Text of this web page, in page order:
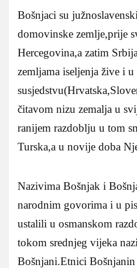
Bošnjaci su
domovinske zemlje,prije
Hercegovina,a zatim
zemljama iseljenja žive i
čitavom nizu zemalja u
ranijem razdoblju u tom
Turska,a u novije doba
Nazivima Bošnjak i
narodnim govorima i u
ustalili u osmanskom
tokom srednjeg vijeka
Bošnjani.Etnici